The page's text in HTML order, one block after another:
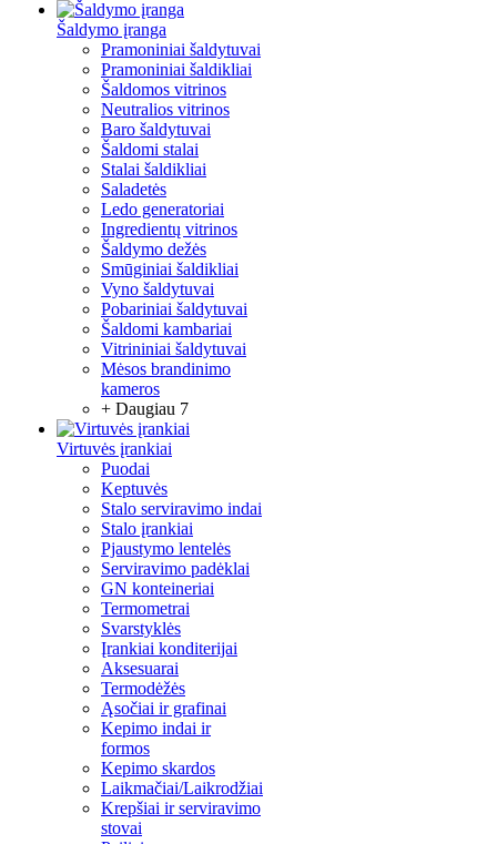
Šaldymo įranga
Pramoniniai šaldytuvai
Pramoniniai šaldikliai
Šaldomos vitrinos
Neutralios vitrinos
Baro šaldytuvai
Šaldomi stalai
Stalai šaldikliai
Saladetės
Ledo generatoriai
Ingredientų vitrinos
Šaldymo dežės
Smūginiai šaldikliai
Vyno šaldytuvai
Pobariniai šaldytuvai
Šaldomi kambariai
Vitrininiai šaldytuvai
Mėsos brandinimo
kameros
+ Daugiau 7
Virtuvės įrankiai
Puodai
Keptuvės
Stalo serviravimo indai
Stalo įrankiai
Pjaustymo lentelės
Serviravimo padėklai
GN konteineriai
Termometrai
Svarstyklės
Įrankiai konditerijai
Aksesuarai
Termodėžės
Ąsočiai ir grafinai
Kepimo indai ir
formos
Kepimo skardos
Laikmačiai/Laikrodžiai
Krepšiai ir serviravimo
stovai